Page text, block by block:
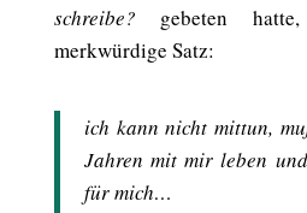
schreibe? gebeten
merkwürdige Satz:
ich kann nicht mittun,
Jahren mit mir leben
für mich…